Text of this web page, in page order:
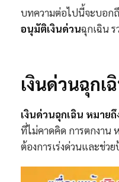
บทความต่อไปนี้จะบอก
อนุมัติเงินด่วนฉุกเฉิน ร
เงินด่วนฉุกเ
เงินด่วนฉุกเฉิน หมายถึ
ที่ไม่คาดคิด การตกงาน
ต้องการเร่งด่วนและช่ว